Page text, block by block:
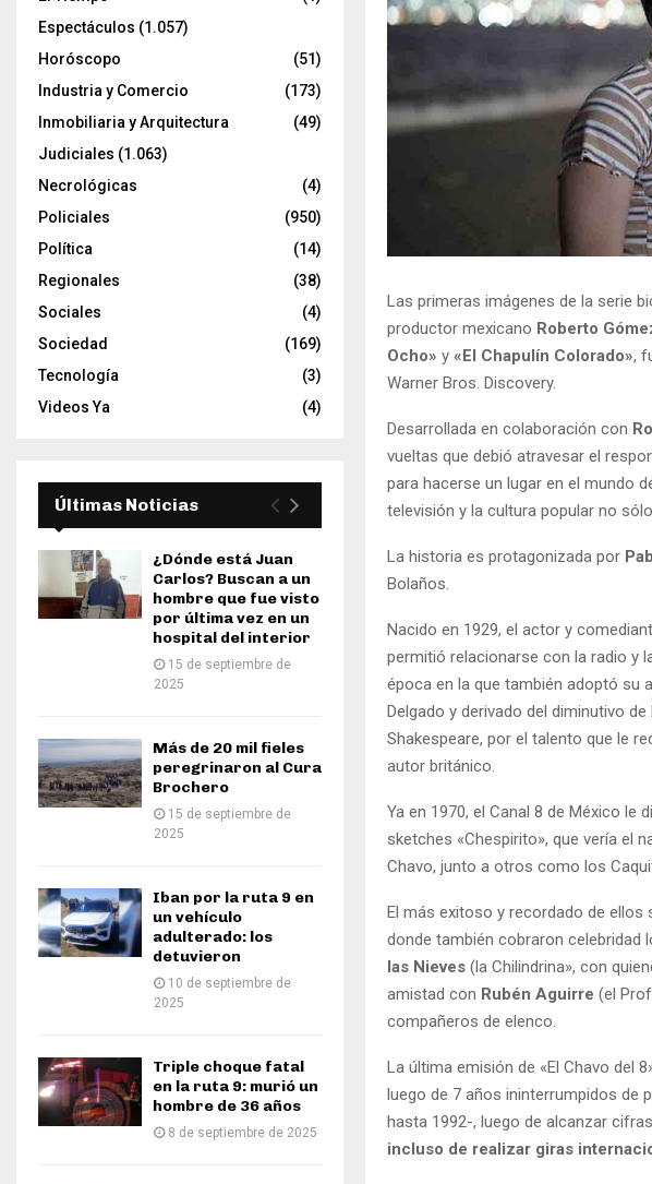
Las primeras imágenes de la serie
productor mexicano Roberto
Ocho» y «El Chapulín Colorado»,
Warner Bros. Discovery.
Desarrollada en colaboración con
vueltas que debió atravesar el
para hacerse un lugar en el mundo
televisión y la cultura popular no
La historia es protagonizada por
Bolaños.
Nacido en 1929, el actor y
permitió relacionarse con la radio y
época en la que también adoptó su
Delgado y derivado del diminutivo
Shakespeare, por el talento que le
autor británico.
Ya en 1970, el Canal 8 de México
sketches «Chespirito», que vería el
Chavo, junto a otros como los
El más exitoso y recordado de ellos
donde también cobraron celebridad
las Nieves (la Chilindrina», con
amistad con Rubén Aguirre (el
compañeros de elenco.
La última emisión de «El Chavo del
luego de 7 años ininterrumpidos de
hasta 1992-, luego de alcanzar
incluso de realizar giras
Espectáculos (1.057)
Horóscopo
(51)
Industria y Comercio
(173)
Inmobiliaria y Arquitectura
(49)
Judiciales (1.063)
Necrológicas
(4)
Policiales
(950)
Política
(14)
Regionales
(38)
Sociales
(4)
Sociedad
(169)
Tecnología
(3)
Videos Ya
(4)
Últimas Noticias
¿Dónde está Juan
Carlos? Buscan a un
hombre que fue visto
por última vez en un
hospital del interior
15 de septiembre de
2025
Más de 20 mil fieles
peregrinaron al Cura
Brochero
15 de septiembre de
2025
Iban por la ruta 9 en
un vehículo
adulterado: los
detuvieron
10 de septiembre de
2025
Triple choque fatal
en la ruta 9: murió un
hombre de 36 años
8 de septiembre de 2025